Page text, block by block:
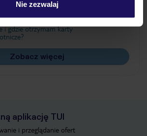
Nie zezwalaj
osobę zgłaszającą?
przedstawiciel TUI?
i gdzie otrzymam karty
Zobacz więcej
aplikację TUI
i przeglądanie ofert